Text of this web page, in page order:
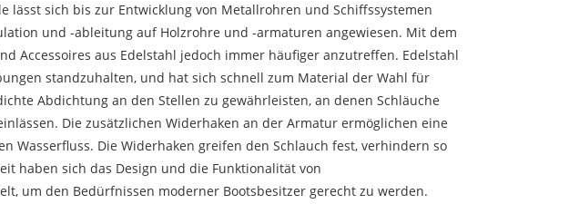
lässt sich bis zur Entwicklung von Metallrohren und Schiffssystemen
und -ableitung auf Holzrohre und -armaturen angewiesen. Mit dem
Accessoires aus Edelstahl jedoch immer häufiger anzutreffen. Edelstahl
standzuhalten, und hat sich schnell zum Material der Wahl für
Abdichtung an den Stellen zu gewährleisten, an denen Schläuche
Die zusätzlichen Widerhaken an der Armatur ermöglichen eine
Wasserfluss. Die Widerhaken greifen den Schlauch fest, verhindern so
haben sich das Design und die Funktionalität von
um den Bedürfnissen moderner Bootsbesitzer gerecht zu werden.